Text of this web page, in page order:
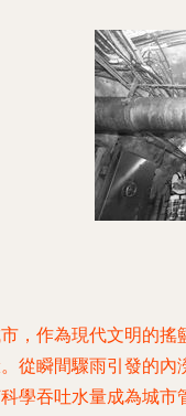
，作為現代文明的搖
從瞬間驟雨引發的內
學吞吐水量成為城市